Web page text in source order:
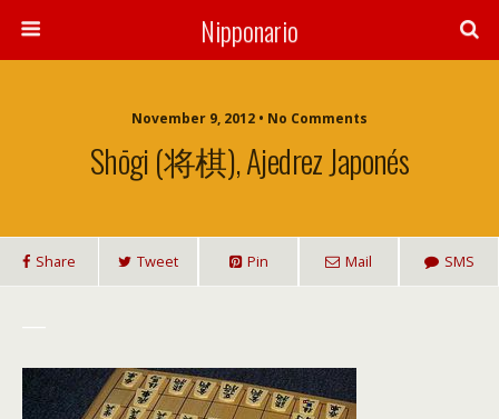
Nipponario
November 9, 2012 • No Comments
Shōgi (将棋), Ajedrez Japonés
Share Tweet Pin Mail SMS